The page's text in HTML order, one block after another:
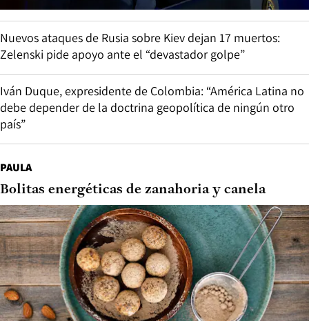
Nuevos ataques de Rusia sobre Kiev dejan 17 muertos:
Zelenski pide apoyo ante el “devastador golpe”
Iván Duque, expresidente de Colombia: “América Latina no
debe depender de la doctrina geopolítica de ningún otro
país”
PAULA
Bolitas energéticas de zanahoria y canela